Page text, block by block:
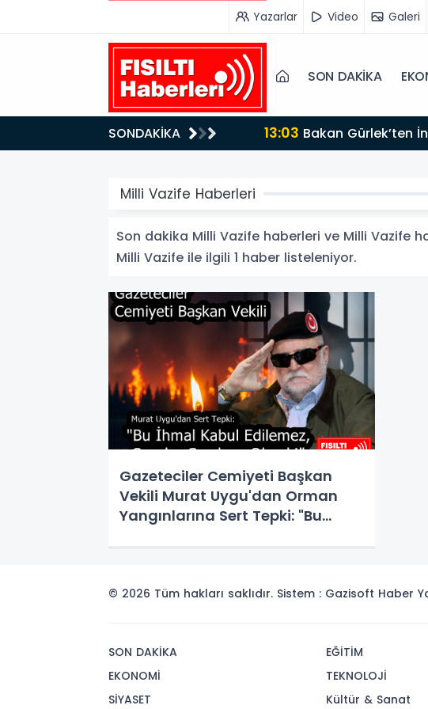
Yazarlar Video Galeri
SON DAKİKA
SONDAKİKA 13:03Bakan Gürlek’ten İnternet Gazeteciliğine Kritik Destek: "Tek Çatı Altında Toplanmalıyız, Yasal
Düzenlemeye Hazırız"
Milli Vazife Haberleri
Son dakika Milli Vazife haberleri ve Milli Vazife
Milli Vazife ile ilgili 1 haber listeleniyor.
Gazeteciler Cemiyeti Başkan
Vekili Murat Uygu'dan Orman
Yangınlarına Sert Tepki: "Bu
© 2026 Tüm hakları saklıdır. Sistem : Gazisoft Haber
SON DAKİKA
EKONOMİ
SİYASET
EĞİTİM
TEKNOLOJİ
Kültür & Sanat